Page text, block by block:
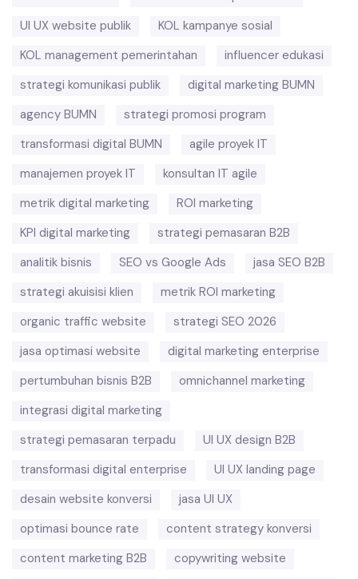
UI UX website publik
KOL kampanye sosial
KOL management pemerintahan
influencer edukasi
strategi komunikasi publik
digital marketing BUMN
agency BUMN
strategi promosi program
transformasi digital BUMN
agile proyek IT
manajemen proyek IT
konsultan IT agile
metrik digital marketing
ROI marketing
KPI digital marketing
strategi pemasaran B2B
analitik bisnis
SEO vs Google Ads
jasa SEO B2B
strategi akuisisi klien
metrik ROI marketing
organic traffic website
strategi SEO 2026
jasa optimasi website
digital marketing enterprise
pertumbuhan bisnis B2B
omnichannel marketing
integrasi digital marketing
strategi pemasaran terpadu
UI UX design B2B
transformasi digital enterprise
UI UX landing page
desain website konversi
jasa UI UX
optimasi bounce rate
content strategy konversi
content marketing B2B
copywriting website